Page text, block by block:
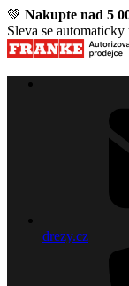
💚 Nakupte nad 5
Sleva se
drezy.cz